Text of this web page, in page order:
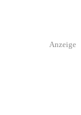
Anzeige